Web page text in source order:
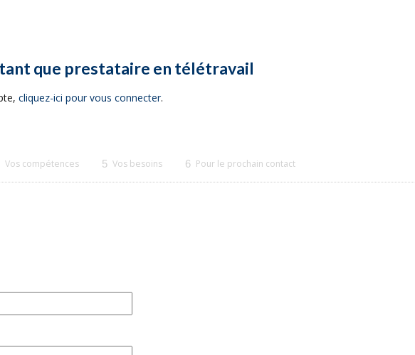
que prestataire en télétravail
cliquez-ici pour vous connecter.
Vos compétences 5 Vos besoins 6 Pour le prochain contact